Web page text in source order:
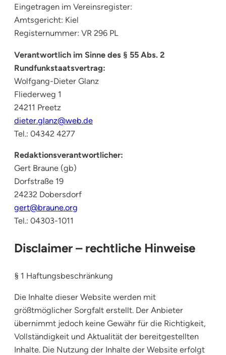
Eingetragen im Vereinsregister:
Amtsgericht: Kiel
Registernummer: VR 296 PL
Verantwortlich im Sinne des § 55 Abs. 2
Rundfunkstaatsvertrag:
Wolfgang-Dieter Glanz
Fliederweg 1
24211 Preetz
dieter.glanz@web.de
Tel.: 04342 4277
Redaktionsverantwortlicher:
Gert Braune (gb)
Dorfstraße 19
24232 Dobersdorf
gert@braune.org
Tel.: 04303-1011
Disclaimer – rechtliche Hinweise
§ 1 Haftungsbeschränkung
Die Inhalte dieser Website werden mit
größtmöglicher Sorgfalt erstellt. Der Anbieter
übernimmt jedoch keine Gewähr für die Richtigkeit,
Vollständigkeit und Aktualität der bereitgestellten
Inhalte. Die Nutzung der Inhalte der Website erfolgt